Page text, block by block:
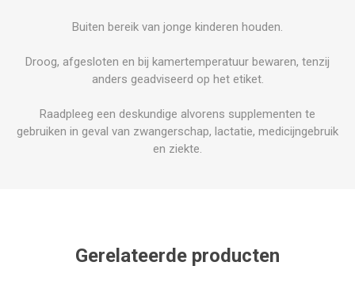
Buiten bereik van jonge kinderen houden.
Droog, afgesloten en bij kamertemperatuur bewaren, tenzij
anders geadviseerd op het etiket.
Raadpleeg een deskundige alvorens supplementen te
gebruiken in geval van zwangerschap, lactatie, medicijngebruik
en ziekte.
Gerelateerde producten